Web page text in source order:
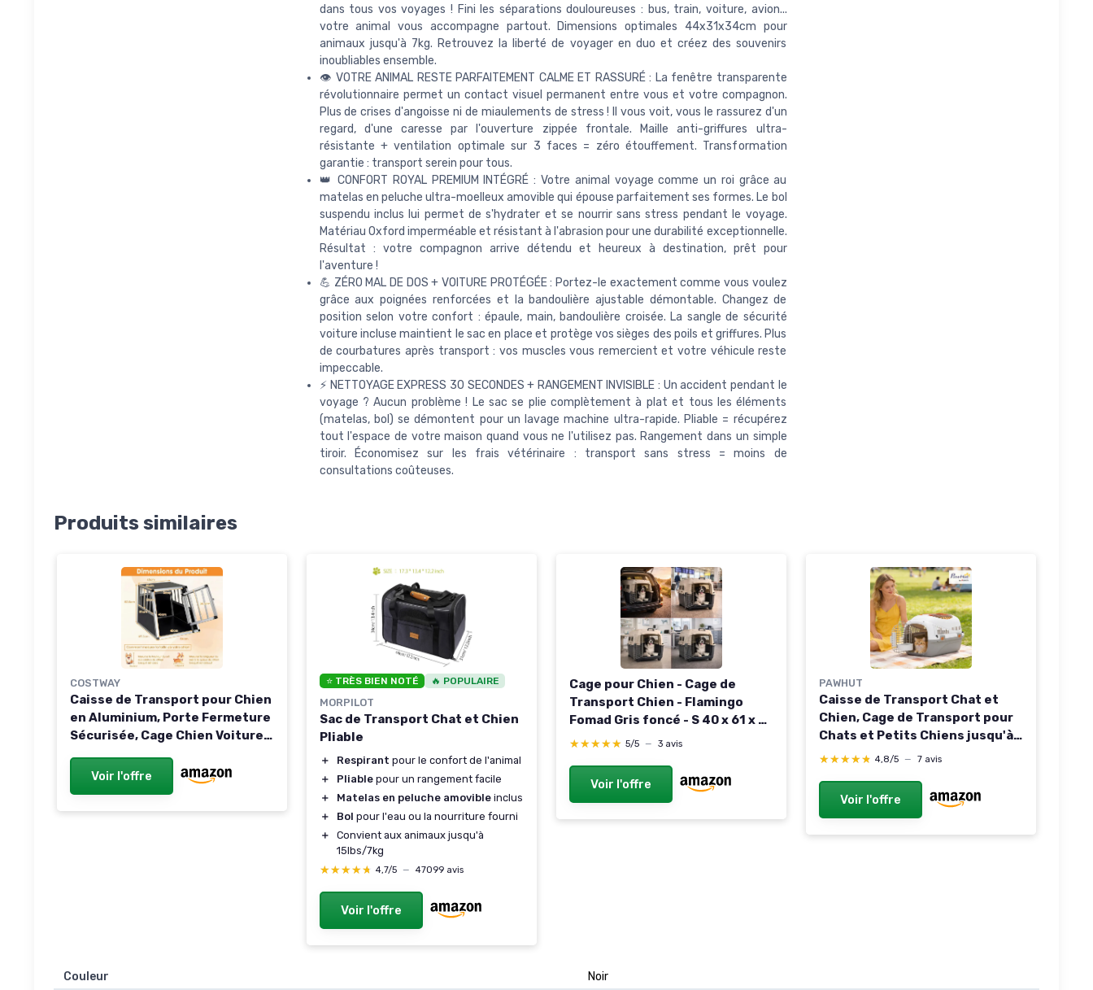
dans tous vos voyages ! Fini les séparations douloureuses : bus, train, voiture, avion...
votre animal vous accompagne partout. Dimensions optimales 44x31x34cm pour
animaux jusqu'à 7kg. Retrouvez la liberté de voyager en duo et créez des souvenirs
inoubliables ensemble.
👁️ VOTRE ANIMAL RESTE PARFAITEMENT CALME ET RASSURÉ : La fenêtre transparente
révolutionnaire permet un contact visuel permanent entre vous et votre compagnon.
Plus de crises d'angoisse ni de miaulements de stress ! Il vous voit, vous le rassurez d'un
regard, d'une caresse par l'ouverture zippée frontale. Maille anti-griffures ultra-
résistante + ventilation optimale sur 3 faces = zéro étouffement. Transformation
garantie : transport serein pour tous.
👑 CONFORT ROYAL PREMIUM INTÉGRÉ : Votre animal voyage comme un roi grâce au
matelas en peluche ultra-moelleux amovible qui épouse parfaitement ses formes. Le bol
suspendu inclus lui permet de s'hydrater et se nourrir sans stress pendant le voyage.
Matériau Oxford imperméable et résistant à l'abrasion pour une durabilité exceptionnelle.
Résultat : votre compagnon arrive détendu et heureux à destination, prêt pour
l'aventure !
💪 ZÉRO MAL DE DOS + VOITURE PROTÉGÉE : Portez-le exactement comme vous voulez
grâce aux poignées renforcées et la bandoulière ajustable démontable. Changez de
position selon votre confort : épaule, main, bandoulière croisée. La sangle de sécurité
voiture incluse maintient le sac en place et protège vos sièges des poils et griffures. Plus
de courbatures après transport : vos muscles vous remercient et votre véhicule reste
impeccable.
⚡ NETTOYAGE EXPRESS 30 SECONDES + RANGEMENT INVISIBLE : Un accident pendant le
voyage ? Aucun problème ! Le sac se plie complètement à plat et tous les éléments
(matelas, bol) se démontent pour un lavage machine ultra-rapide. Pliable = récupérez
tout l'espace de votre maison quand vous ne l'utilisez pas. Rangement dans un simple
tiroir. Économisez sur les frais vétérinaire : transport sans stress = moins de
consultations coûteuses.
Produits similaires
COSTWAY
Caisse de Transport pour Chien
en Aluminium, Porte Fermeture
Sécurisée, Cage Chien Voiture
pour Chiots Petites Races pour
Camping et Camion (69,5 x 54 x
Voir l'offre
⭐ TRÈS BIEN NOTÉ 🔥 POPULAIRE
MORPILOT
Sac de Transport Chat et Chien
Pliable
＋ Respirant pour le confort de l'animal
＋
Pliable pour un rangement facile
＋
Matelas en peluche amovible inclus
＋
Bol pour l'eau ou la nourriture fourni
＋
Convient aux animaux jusqu'à
15lbs/7kg
★★★★★
★★★★★ 4,7/5 — 47099 avis
Voir l'offre
Cage pour Chien - Cage de
Transport Chien - Flamingo
Fomad Gris foncé - S 40 x 61 x 41
cm - Plastique Robuste - Porte
- poignée - gamelle Amovible
★★★★★
★★★★★ 5/5 — 3 avis
Voir l'offre
PAWHUT
Caisse de Transport Chat et
Chien, Cage de Transport pour
Chats et Petits Chiens jusqu'à
4 kg, Porte Acier, Bol de
sécurisée, 49 x 32 x 31 cm, Gris
et crème
★★★★★
★★★★★ 4,8/5 — 7 avis
Voir l'offre
Couleur
Noir